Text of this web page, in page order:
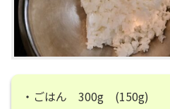
・ごはん 300g (150g)